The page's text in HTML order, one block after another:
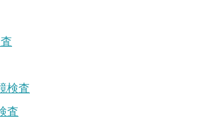
検査
査